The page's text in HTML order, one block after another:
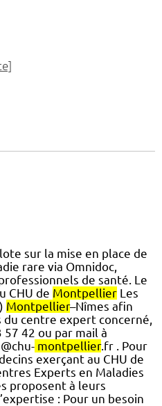
sur la mise en place de
rare via Omnidoc,
de santé. Le
CHU de Montpellier Les
Montpellier–Nîmes afin
centre expert concerné,
42 ou par mail à
montpellier.fr . Pour
exerçant au CHU de
Experts en Maladies
proposent à leurs
: Pour un besoin